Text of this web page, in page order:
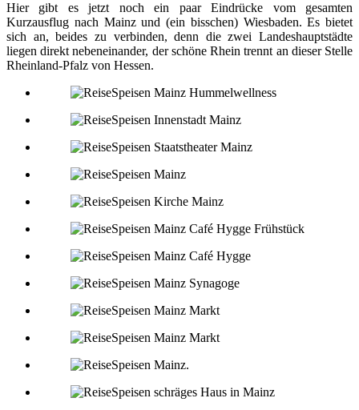
Hier gibt es jetzt noch ein paar Eindrücke vom gesamten
Kurzausflug nach Mainz und (ein bisschen) Wiesbaden. Es bietet
sich an, beides zu verbinden, denn die zwei Landeshauptstädte
liegen direkt nebeneinander, der schöne Rhein trennt an dieser Stelle
Rheinland-Pfalz von Hessen.